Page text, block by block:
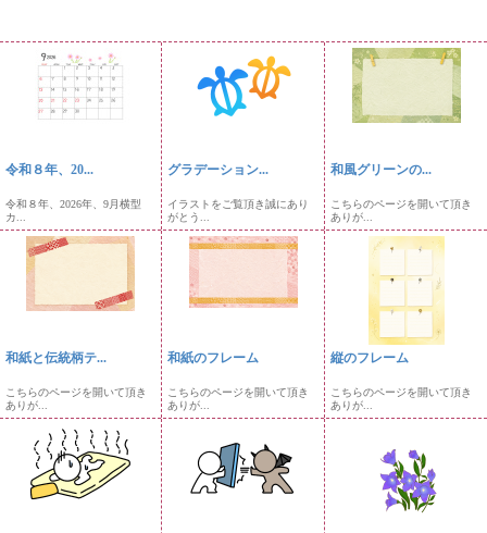
令和８年、20...
令和８年、2026年、9月横型
カ...
グラデーション...
イラストをご覧頂き誠にあり
がとう...
和風グリーンの...
こちらのページを開いて頂き
ありが...
和紙と伝統柄テ...
こちらのページを開いて頂き
ありが...
和紙のフレーム
こちらのページを開いて頂き
ありが...
縦のフレーム
こちらのページを開いて頂き
ありが...